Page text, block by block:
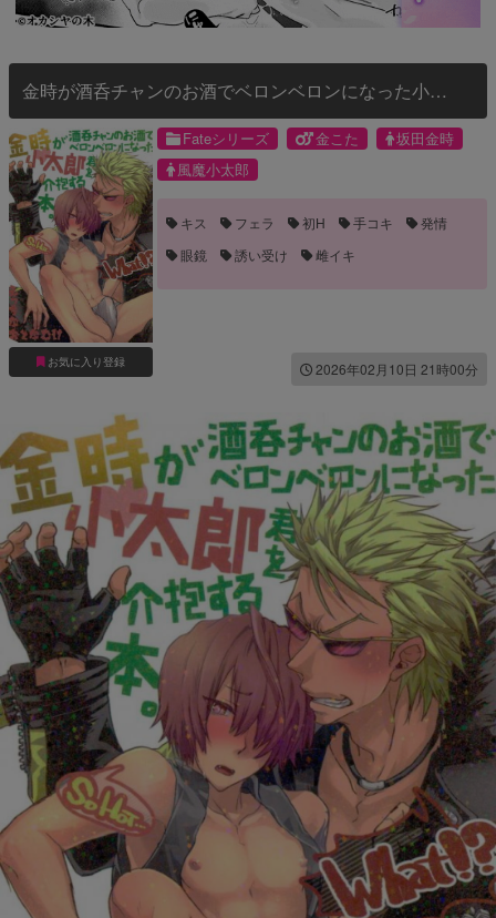
金時が酒呑チャンのお酒でベロンベロンになった小太
お気に入り登録
Fateシリーズ 金こた
坂田金時
風魔小太郎
キス フェラ 初H 手コキ
発情
眼鏡
誘い受け 雌イキ
2026年02月10日 21時00分